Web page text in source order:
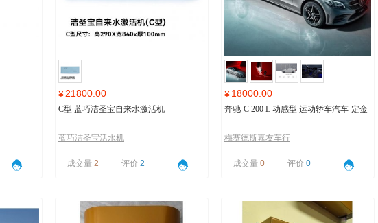
¥21800.00
C型 蓝巧洁圣宝自来水激活机
蓝巧洁圣宝活水机
成交量 2 评价 2
¥18000.00
奔驰-C 200 L 动感型 运动轿车汽车-定金
梅赛德斯嘉友车行
成交量 0 评价 0